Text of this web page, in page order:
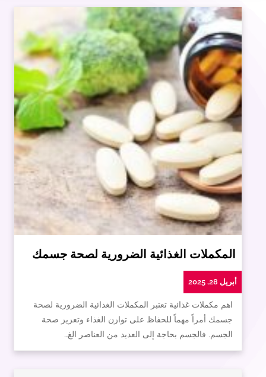
المكملات الغذائية الضرورية لصحة جسمك
أبريل 28, 2025
اهم مكملات غذائية تعتبر المكملات الغذائية الضرورية لصحة
جسمك أمراً مهماً للحفاظ على توازن الغذاء وتعزيز صحة
الجسم. فالجسم بحاجة إلى العديد من العناصر الغ…